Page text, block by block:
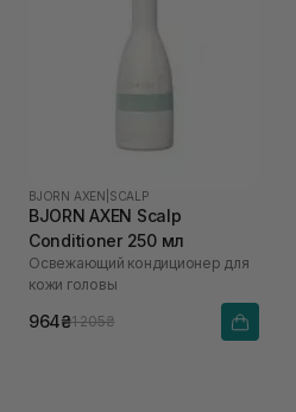
BJORN AXEN SCALP
BJORN AXEN Scalp
Conditioner 250 мл
Освежающий кондиционер для
кожи головы
964₴1 205₴